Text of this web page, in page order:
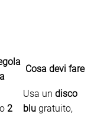
Cosa devi fare
2
Usa un disco
blu gratuito,